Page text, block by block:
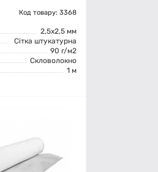
Код товару: 3368
2,5х2,5 мм
Сітка штукатурна
90 г/м2
Скловолокно
1 м